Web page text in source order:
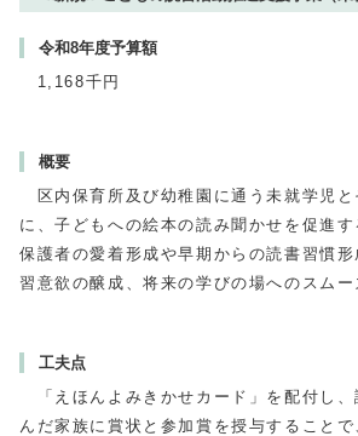
令和8年度予算額
1,168千円
概要
区内保育所及び幼稚園に通う未就学児と
に、子どもへの絵本の読み聞かせを促進す
保護者の愛着形成や早期からの読書習慣
習意欲の醸成、将来の学びの場へのスムー
工夫点
「えほんよみきかせカード」を配付し、
んだ家族に賞状と参加賞を授与すること